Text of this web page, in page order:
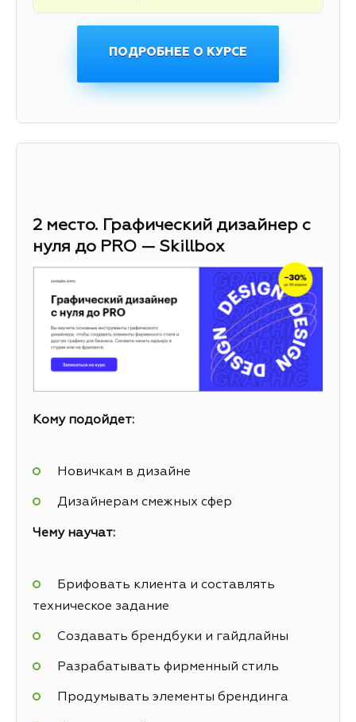
ПОДРОБНЕЕ О КУРСЕ
2 место. Графический дизайнер с
нуля до PRO — Skillbox
Кому подойдет:
Новичкам в дизайне
Дизайнерам смежных сфер
Чему научат:
Брифовать клиента и составлять
техническое задание
Создавать брендбуки и гайдлайны
Разрабатывать фирменный стиль
Продумывать элементы брендинга